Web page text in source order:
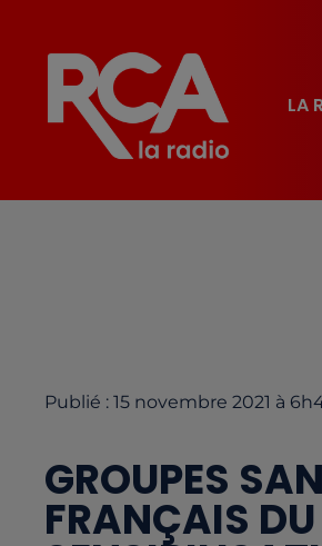
LA
Publié : 15 novembre 2021 à
GROUPES
FRANÇAIS